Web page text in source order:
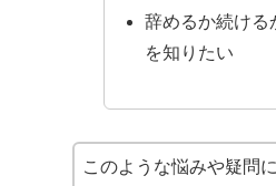
辞めるか続ける
を知りたい
このような悩みや疑問